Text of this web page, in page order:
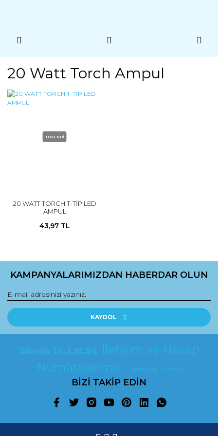
20 Watt Torch Ampul
TÜKENDİ
20 WATT TORCH T-TİP LED
AMPUL
43,97 TL
KAMPANYALARIMIZDAN HABERDAR OLUN
KAYDOL
Siberia Tic.Ltd.Şti
İletişim ve Hesap
Numaralarımız
Facebook Twitter
BİZİ TAKİP EDİN